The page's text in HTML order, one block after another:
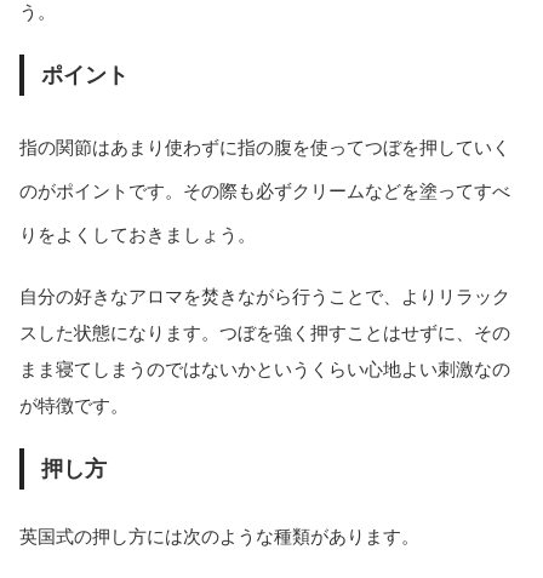
う。
ポイント
指の関節はあまり使わずに指の腹を使ってつぼを押していく
のがポイントです。その際も必ずクリームなどを塗ってすべ
りをよくしておきましょう。
自分の好きなアロマを焚きながら行うことで、よりリラック
スした状態になります。つぼを強く押すことはせずに、その
まま寝てしまうのではないかというくらい心地よい刺激なの
が特徴です。
押し方
英国式の押し方には次のような種類があります。